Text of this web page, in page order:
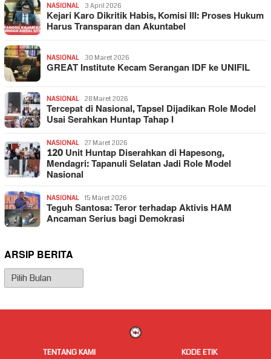
NASIONAL 3 April 2026
Kejari Karo Dikritik Habis, Komisi III: Proses Hukum
Harus Transparan dan Akuntabel
NASIONAL 30 Maret 2026
GREAT Institute Kecam Serangan IDF ke UNIFIL
NASIONAL 28 Maret 2026
Tercepat di Nasional, Tapsel Dijadikan Role Model
Usai Serahkan Huntap Tahap I
NASIONAL 27 Maret 2026
120 Unit Huntap Diserahkan di Hapesong,
Mendagri: Tapanuli Selatan Jadi Role Model
Nasional
NASIONAL 15 Maret 2026
Teguh Santosa: Teror terhadap Aktivis HAM
Ancaman Serius bagi Demokrasi
ARSIP BERITA
Arsip
Berita
TENTANG KAMI KODE ETIK